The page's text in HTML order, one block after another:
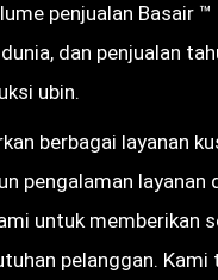
penjualan Basair
dan penjualan
ubin.
berbagai layanan
pengalaman layanan
untuk memberikan
pelanggan. Kami